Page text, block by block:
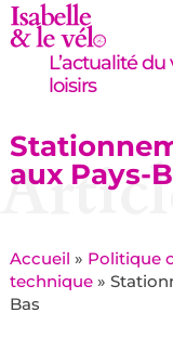
L’actualité
loisirs
aux Pays-
Accueil » Politique
technique»
Bas